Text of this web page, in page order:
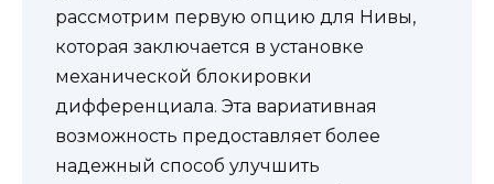
рассмотрим первую опцию для Нивы,
которая заключается в установке
механической блокировки
дифференциала. Эта вариативная
возможность предоставляет более
надежный способ улучшить